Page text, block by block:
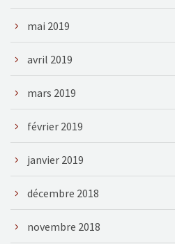
mai 2019
avril 2019
mars 2019
février 2019
janvier 2019
décembre 2018
novembre 2018